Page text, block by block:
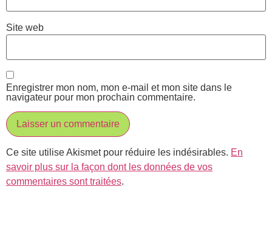
Site web
Enregistrer mon nom, mon e-mail et mon site dans le
navigateur pour mon prochain commentaire.
Ce site utilise Akismet pour réduire les indésirables. En
savoir plus sur la façon dont les données de vos
commentaires sont traitées.